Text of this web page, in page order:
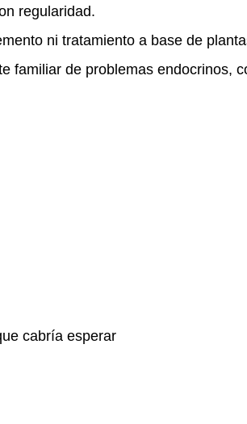
regularidad.
ni tratamiento a base de
familiar de problemas endocrinos,
cabría esperar